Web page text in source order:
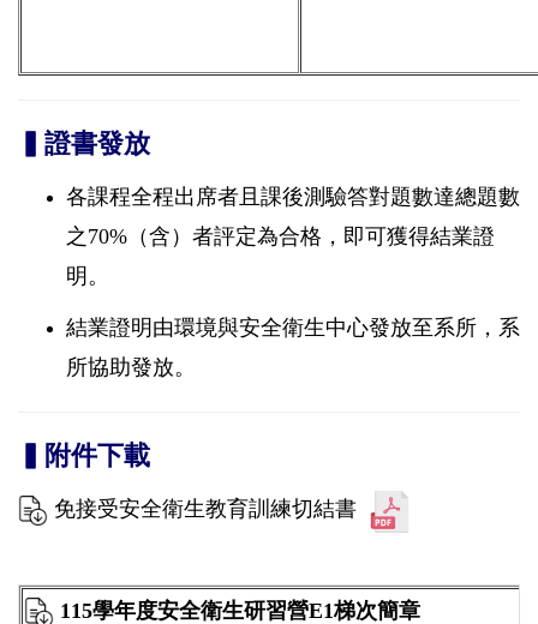
證書發放
各課程全程出席者且課後測驗答對題數達總題數
之70%（含）者評定為合格，即可獲得結業證
明。
結業證明由環境與安全衛生中心發放至系所，系
所協助發放。
▍附件下載
免接受安全衛生教育訓練切結書
115學年度安全衛生研習營E1梯次簡章